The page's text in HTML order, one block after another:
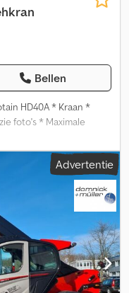
Bellen
HD40A * Kraan *
foto's * Maximale
(standaard jib): 35,00 m
2,5 m Dkjdpjzl N
kg * Draaglast aan het
beschikbaar * Onder
Neem gerust direct
snelle offerte: Wij
de EU met een btw-
Leasing en
Aanvragen
naar de haven. Alle
bedragen 19%.
Advertentie